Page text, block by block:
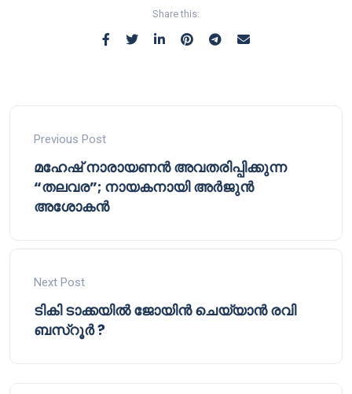
Share this:
Previous Post
മഹേഷ് നാരായണൻ അവതരിപ്പിക്കുന്ന
“തലവര”; നായകനായി അർജുൻ
അശോകൻ
Next Post
ടികി ടാക്കയിൽ ജോയിൻ ചെയ്യാൻ രവി
ബസ്‌റൂർ ?